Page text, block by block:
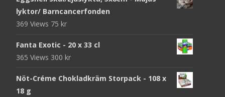
lyktor/ Barncancerfonden
369 Views 75 kr
Fanta Exotic - 20 x 33 cl
365 Views 300 kr
Nöt-Créme Chokladkräm Storpack - 108 x
18 g